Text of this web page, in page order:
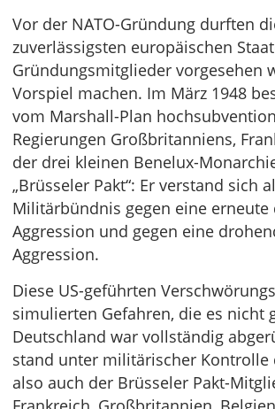
Vor der NATO-Gründung durften
zuverlässigsten europäischen
Gründungsmitglieder vorgesehen
Vorspiel machen. Im März 1948
vom Marshall-Plan
Regierungen Großbritanniens,
der drei kleinen Benelux-
„Brüsseler Pakt“: Er verstand sich
Militärbündnis gegen eine erneute
Aggression und gegen eine
Aggression.
Diese US-geführten
simulierten Gefahren, die es nicht
Deutschland war vollständig
stand unter militärischer Kontrolle
also auch der Brüsseler Pakt-